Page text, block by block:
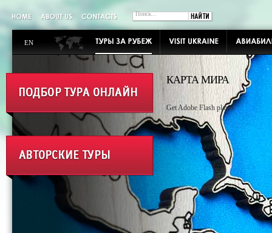
EN
КАРТА МИРА
Get Adobe Flash player